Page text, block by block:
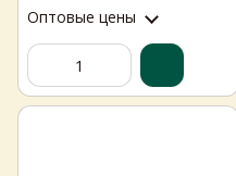
Оптовые цены